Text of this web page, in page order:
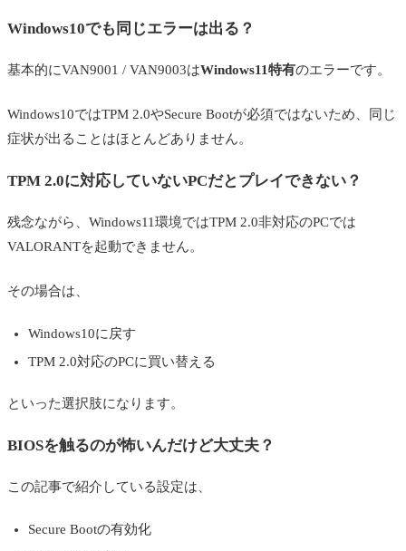
Windows10でも同じエラーは出る？
基本的にVAN9001 / VAN9003はWindows11特有のエラーです。
Windows10ではTPM 2.0やSecure Bootが必須ではないため、同じ
症状が出ることはほとんどありません。
TPM 2.0に対応していないPCだとプレイできない？
残念ながら、Windows11環境ではTPM 2.0非対応のPCでは
VALORANTを起動できません。
その場合は、
Windows10に戻す
TPM 2.0対応のPCに買い替える
といった選択肢になります。
BIOSを触るのが怖いんだけど大丈夫？
この記事で紹介している設定は、
Secure Bootの有効化